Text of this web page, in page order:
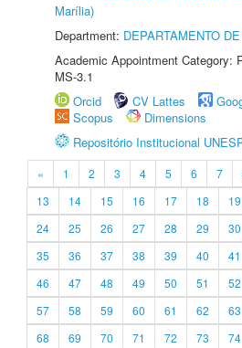
Marília)
Department: DEPARTAMENTO
Academic Appointment Category:
MS-3.1
Orcid
CV Lattes
Scopus
Dimensions
Repositório Institucional
« 1 2 3 4 5 6 7
13
14 15 16 17 18 19
24
25 26 27 28 29 30
35
36 37 38 39 40 41
46
47 48 49 50 51 52
57
58 59 60 61 62 63
68
69 70 71 72 73 74